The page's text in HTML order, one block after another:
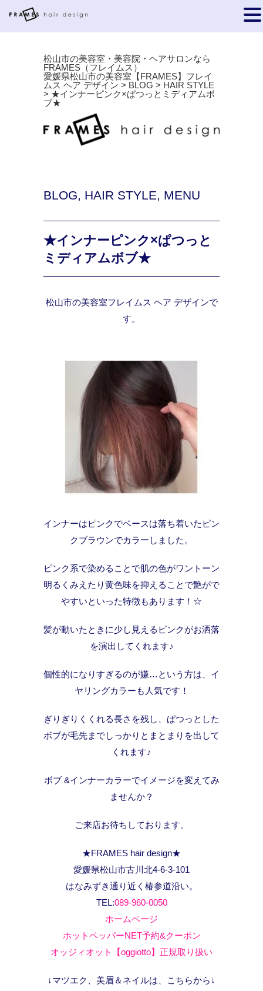
松山市の美容室・美容院・ヘアサロンなら
FRAMES（フレイムス）
愛媛県松山市の美容室【FRAMES】フレイ
ムス ヘア デザイン > BLOG > HAIR STYLE
> ★インナーピンク×ぱつっとミディアムボ
ブ★
BLOG, HAIR STYLE, MENU
★インナーピンク×ぱつっと
ミディアムボブ★
松山市の美容室フレイムス ヘア デザインで
す。
インナーはピンクでベースは落ち着いたピン
クブラウンでカラーしました。
ピンク系で染めることで肌の色がワントーン
明るくみえたり黄色味を抑えることで艶がで
やすいといった特徴もあります！☆
髪が動いたときに少し見えるピンクがお洒落
を演出してくれます♪
個性的になりすぎるのが嫌…という方は、イ
ヤリングカラーも人気です！
ぎりぎりくくれる長さを残し、ぱつっとした
ボブが毛先までしっかりとまとまりを出して
くれます♪
ボブ &インナーカラーでイメージを変えてみ
ませんか？
ご来店お待ちしております。
★FRAMES hair design★
愛媛県松山市古川北4-6-3-101
はなみずき通り近く椿参道沿い。
TEL:089-960-0050
ホームページ
ホットペッパーNET予約&クーポン
オッジィオット【oggiotto】正規取り扱い
↓マツエク、美眉＆ネイルは、こちらから↓